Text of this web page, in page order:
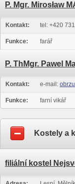
P. Mgr. Mirosław
Kontakt: tel: +420
Funkce: farář
P. ThMgr. Pawel
Kontakt: e-mail:
Funkce: farní vikář
Kostely a
filiální kostel